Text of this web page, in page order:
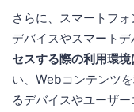
さらに、スマートフ
デバイスやスマートデ
セスする際の利用環
い、Webコンテンツ
るデバイスやユーザ